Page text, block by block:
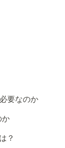
要なのか
か
？